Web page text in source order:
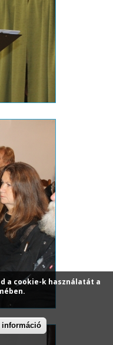
a cookie-k használatát a
információ